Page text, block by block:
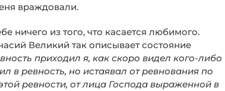
враждовали.
ничего из того, что касается любимого.
Великий так описывает состояние
приходил я, как скоро видел кого-либо
в ревность, но истаявал от ревнования по
ревности, от лица Господа выраженной в